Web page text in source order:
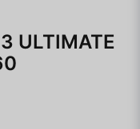
ULTIMATE